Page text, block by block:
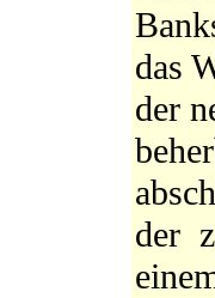
das
der
der